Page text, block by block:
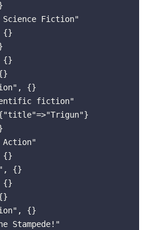
{}
{}
{}
{}
{}
{}
{}